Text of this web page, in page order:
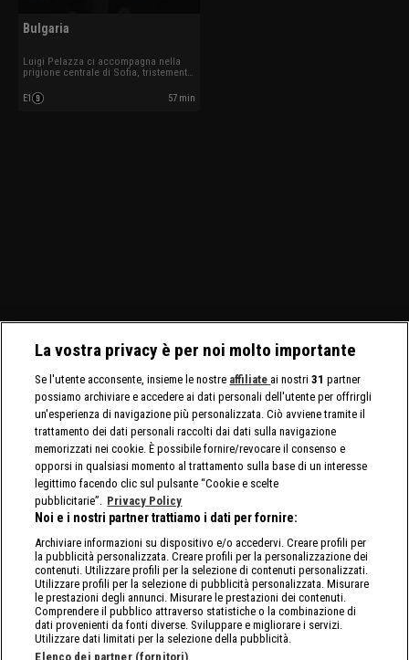
Bulgaria
Luigi Pelazza ci accompagna nella
prigione centrale di Sofia, tristemente
E1 57 min
La vostra privacy è per noi molto importante
Se l'utente acconsente, insieme le nostre affiliate ai nostri31 partner
possiamo archiviare e accedere ai dati personali dell'utente per offrirgli
un'esperienza di navigazione più personalizzata. Ciò avviene tramite il
trattamento dei dati personali raccolti dai dati sulla navigazione
memorizzati nei cookie. È possibile fornire/revocare il consenso e
opporsi in qualsiasi momento al trattamento sulla base di un interesse
legittimo facendo clic sul pulsante “Cookie e scelte
pubblicitarie”. Privacy Policy
Noi e i nostri partner trattiamo i dati per fornire:
Archiviare informazioni su dispositivo e/o accedervi. Creare profili per
la pubblicità personalizzata. Creare profili per la personalizzazione dei
contenuti. Utilizzare profili per la selezione di contenuti personalizzati.
Utilizzare profili per la selezione di pubblicità personalizzata. Misurare
le prestazioni degli annunci. Misurare le prestazioni dei contenuti.
Comprendere il pubblico attraverso statistiche o la combinazione di
dati provenienti da fonti diverse. Sviluppare e migliorare i servizi.
Utilizzare dati limitati per la selezione della pubblicità.
Elenco dei partner (fornitori)